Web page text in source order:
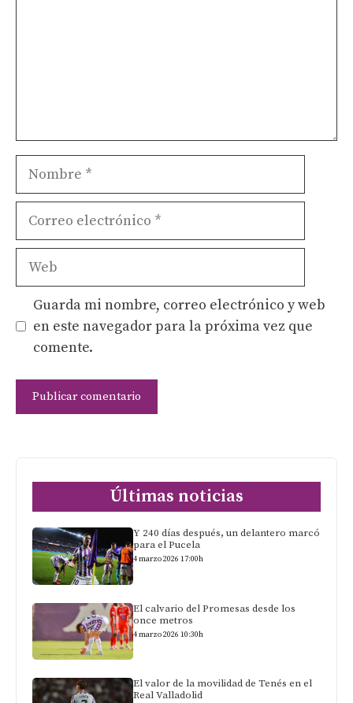
Nombre
Correo
Web
Guarda mi nombre, correo electrónico y web
en este navegador para la próxima vez que
comente.
Últimas noticias
Y 240 días después, un delantero marcó
para el Pucela
4 marzo 2026 17:00h
El calvario del Promesas desde los
once metros
4 marzo 2026 10:30h
El valor de la movilidad de Tenés en el
Real Valladolid